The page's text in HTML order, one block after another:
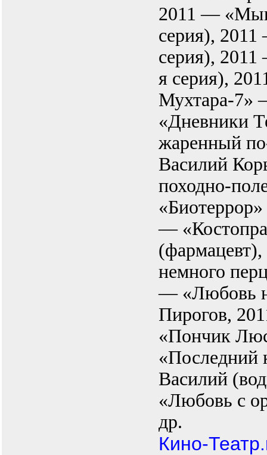
2011 —
серия),
серия),
я серия),
Мухтара-7»
«Дневники
жаренный
Василий
походно-
—
немного
— «Любовь
Пирогов,
«Пончик
«Последний
Василий
«Любовь с
др.
Кино-